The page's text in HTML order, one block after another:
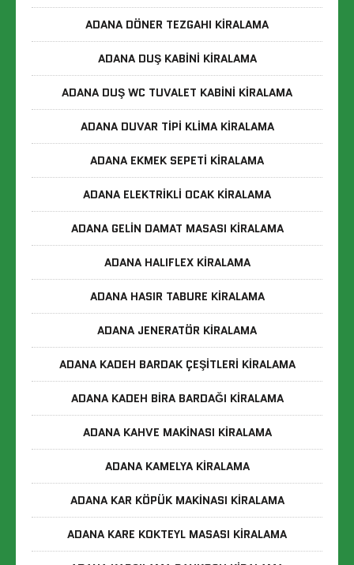
ADANA DÖNER TEZGAHI KIRALAMA
ADANA DUŞ KABINI KIRALAMA
ADANA DUŞ WC TUVALET KABINI KIRALAMA
ADANA DUVAR TIPI KLIMA KIRALAMA
ADANA EKMEK SEPETI KIRALAMA
ADANA ELEKTRIKLI OCAK KIRALAMA
ADANA GELIN DAMAT MASASI KIRALAMA
ADANA HALIFLEX KIRALAMA
ADANA HASIR TABURE KIRALAMA
ADANA JENERATÖR KIRALAMA
ADANA KADEH BARDAK ÇEŞITLERI KIRALAMA
ADANA KADEH BIRA BARDAĞI KIRALAMA
ADANA KAHVE MAKINASI KIRALAMA
ADANA KAMELYA KIRALAMA
ADANA KAR KÖPÜK MAKINASI KIRALAMA
ADANA KARE KOKTEYL MASASI KIRALAMA